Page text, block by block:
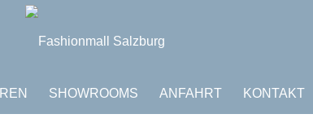
SHOWROOMS ANFAHRT KONTAKT